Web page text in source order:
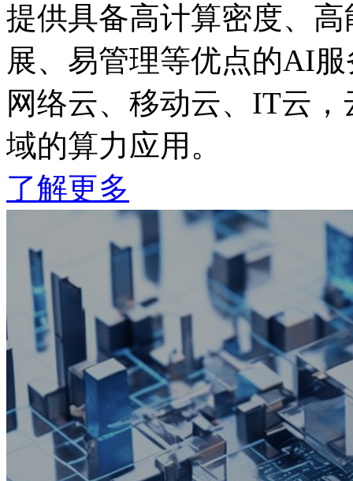
提供具备高计算密度、高
展、易管理等优点的AI
网络云、移动云、IT云
域的算力应用。
了解更多